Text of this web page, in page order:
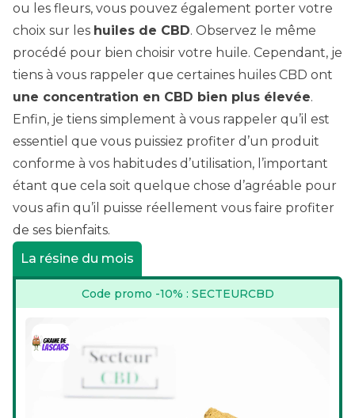
ou les fleurs, vous pouvez également porter votre
choix sur les huiles de CBD. Observez le même
procédé pour bien choisir votre huile. Cependant, je
tiens à vous rappeler que certaines huiles CBD ont
une concentration en CBD bien plus élevée.
Enfin, je tiens simplement à vous rappeler qu’il est
essentiel que vous puissiez profiter d’un produit
conforme à vos habitudes d’utilisation, l’important
étant que cela soit quelque chose d’agréable pour
vous afin qu’il puisse réellement vous faire profiter
de ses bienfaits.
La résine du mois
Code promo -10% : SECTEURCBD